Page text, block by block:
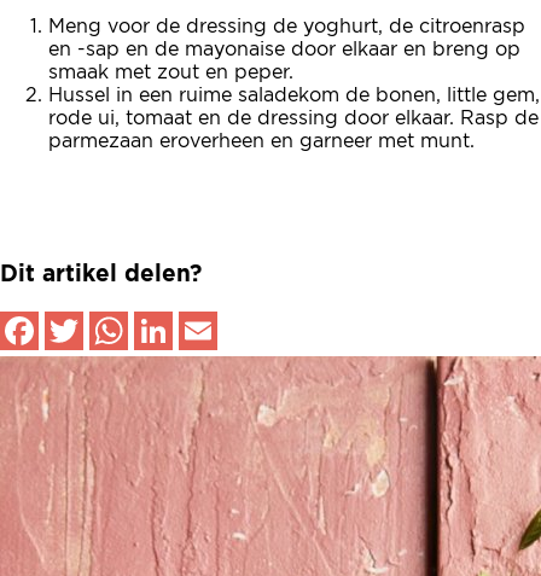
Meng voor de dressing de yoghurt, de citroenrasp
en -sap en de mayonaise door elkaar en breng op
smaak met zout en peper.
Hussel in een ruime saladekom de bonen, little gem,
rode ui, tomaat en de dressing door elkaar. Rasp de
parmezaan eroverheen en garneer met munt.
Dit artikel delen?